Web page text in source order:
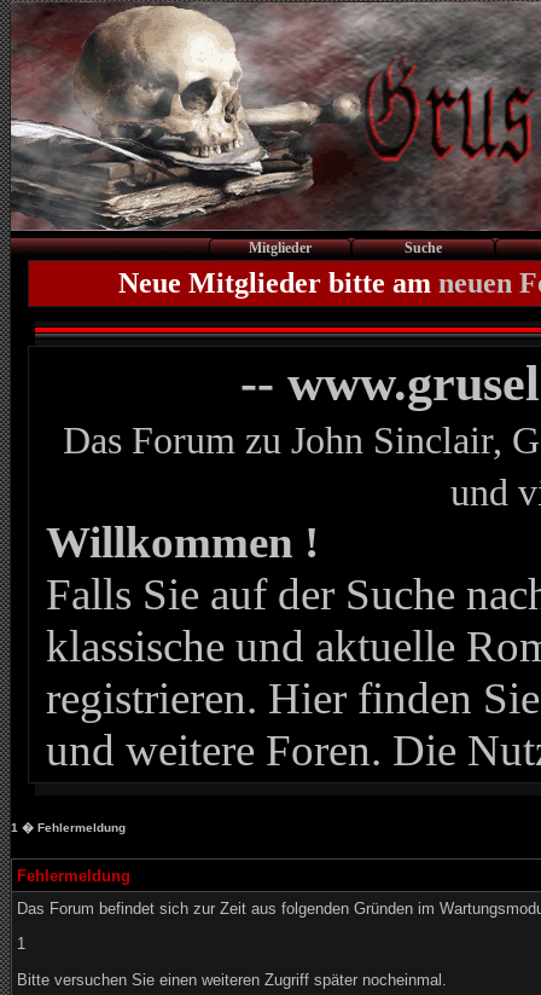
Mitglieder Suche
Neue Mitglieder bitte am neuen
--
Das Forum zu John Sinclair,
und
Willkommen !
Falls Sie auf der Suche
klassische und aktuelle
registrieren. Hier finden
und weitere Foren. Die
1 � Fehlermeldung
Fehlermeldung
Das Forum befindet sich zur Zeit aus folgenden Gründen im
1
Bitte versuchen Sie einen weiteren Zugriff später nocheinmal.